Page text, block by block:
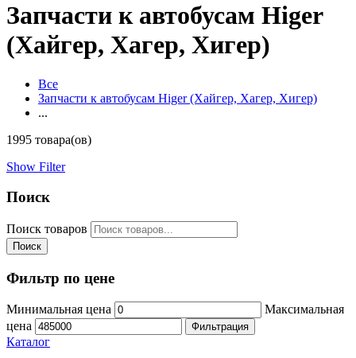
Запчасти к автобусам Higer
(Хайгер, Хагер, Хигер)
Все
Запчасти к автобусам Higer (Хайгер, Хагер, Хигер)
...
1995 товара(ов)
Show Filter
Поиск
Поиск товаров
Поиск
Фильтр по цене
Минимальная цена
Максимальная
цена
Фильтрация
Каталог